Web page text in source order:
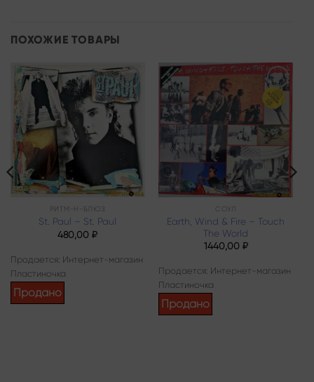
ПОХОЖИЕ ТОВАРЫ
Add to
wishlist
РИТМ-Н-БЛЮЗ
St. Paul – St. Paul
480,00₽
Продается: Интернет-магазин
Пластиночка
Продано
Add to
wishlist
СОУЛ
Earth, Wind & Fire – Touch
The World
1440,00 ₽
Продается: Интернет-магазин
Пластиночка
Продано